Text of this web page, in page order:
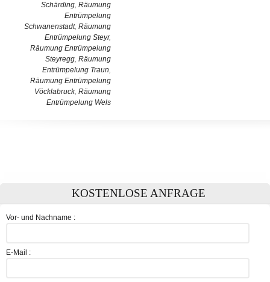
Schärding, Räumung
Entrümpelung
Schwanenstadt, Räumung
Entrümpelung Steyr,
Räumung Entrümpelung
Steyregg, Räumung
Entrümpelung Traun,
Räumung Entrümpelung
Vöcklabruck, Räumung
Entrümpelung Wels
KOSTENLOSE ANFRAGE
Vor- und Nachname :
E-Mail :